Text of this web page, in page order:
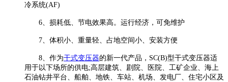
冷系统(AF)
6、损耗低、节电效果高。运行经济，可免维护
7、体积小、重量轻、占地空间小、安装方便
8、作为干式变压器的新一代产品，SC(B)型干式变压器适
用于以下场所的供电;高层建筑、剧院、医院、工矿企业、海上
石油钻井平台、船舶、地铁、车站、机场、发电厂、住宅小区及